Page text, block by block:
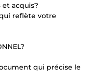
acquis?
reflète votre
qui précise le